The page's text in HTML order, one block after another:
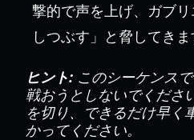
撃的で声を上げ、ガブ
しつぶす」と脅してきま
ヒント: このシーケンス
戦おうとしないでくださ
を切り、できるだけ早く
かってください。